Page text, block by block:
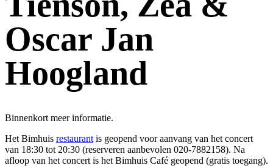
Oscar Jan
Hoogland
Binnenkort meer informatie.
Het Bimhuis restaurant is geopend voor aanvang van het concert
van 18:30 tot 20:30 (reserveren aanbevolen 020-7882158). Na
afloop van het concert is het Bimhuis Café geopend (gratis toegang).